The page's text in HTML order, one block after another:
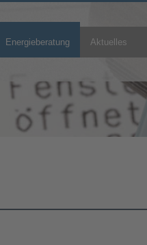
Energieberatung Aktuelles